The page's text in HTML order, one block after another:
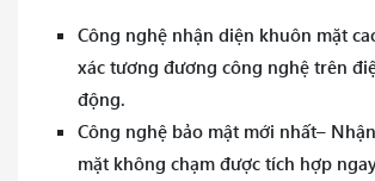
Công nghệ nhận diện khuôn mặt
xác tương đương công nghệ trên
động.
Công nghệ bảo mật mới nhất–
mặt không chạm được tích hợp